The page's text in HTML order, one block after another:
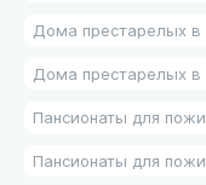
Дома престарелых
Дома престарелых в
Пансионаты для
Пансионаты для